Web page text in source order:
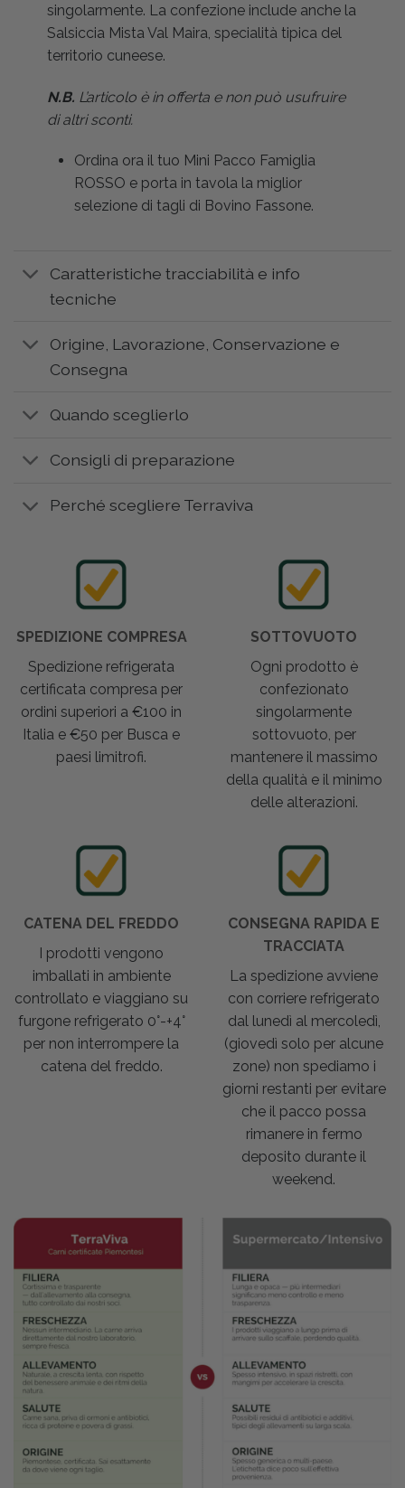
singolarmente. La confezione include anche la
Salsiccia Mista Val Maira, specialità tipica del
territorio cuneese.
N.B. L’articolo è in offerta e non può usufruire
di altri sconti.
Ordina ora il tuo Mini Pacco Famiglia
ROSSO e porta in tavola la miglior
selezione di tagli di Bovino Fassone.
Caratteristiche tracciabilità e info
tecniche
Origine, Lavorazione, Conservazione e
Consegna
Quando sceglierlo
Consigli di preparazione
Perché scegliere Terraviva
SPEDIZIONE COMPRESA
Spedizione refrigerata
certificata compresa per
ordini superiori a €100 in
Italia e €50 per Busca e
paesi limitrofi.
SOTTOVUOTO
Ogni prodotto è
confezionato
singolarmente
sottovuoto, per
mantenere il massimo
della qualità e il minimo
delle alterazioni.
CATENA DEL FREDDO
I prodotti vengono
imballati in ambiente
controllato e viaggiano su
furgone refrigerato 0°-+4°
per non interrompere la
catena del freddo.
CONSEGNA RAPIDA E
TRACCIATA
La spedizione avviene
con corriere refrigerato
dal lunedì al mercoledì,
(giovedì solo per alcune
zone) non spediamo i
giorni restanti per evitare
che il pacco possa
rimanere in fermo
deposito durante il
weekend.